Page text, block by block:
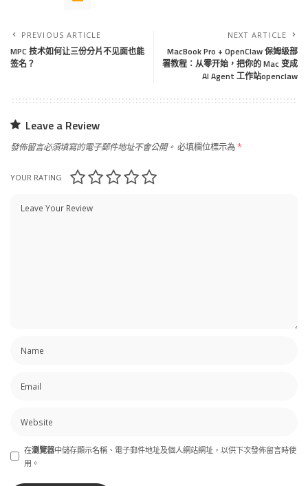
PREVIOUS ARTICLE
MPC 技术如何让三份分片不见面也能
签名？
NEXT ARTICLE
MacBook Pro + OpenClaw 保姆级部
署教程：从零开始，把你的 Mac 变成
AI Agent 工作站openclaw
Leave a Review
發佈留言必須填寫的電子郵件地址不會公開。 必填欄位標示為*
YOUR RATING
在瀏覽器中儲存顯示名稱、電子郵件地址及個人網站網址，以供下次發佈留言時使
用。